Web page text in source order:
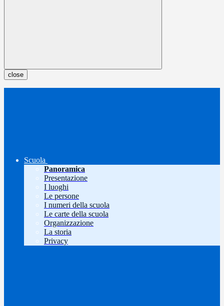
close
Scuola
Panoramica
Presentazione
I luoghi
Le persone
I numeri della scuola
Le carte della scuola
Organizzazione
La storia
Privacy